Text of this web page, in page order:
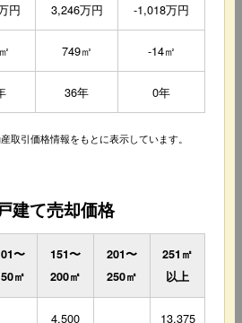
円 3,246万円 -1,018万円
749㎡ -14㎡
36年 0年
取引価格情報をもとに表示しています。
建て売却価格
〜
㎡
151〜
200㎡
201〜
250㎡
251㎡
以上
4,500
13,375